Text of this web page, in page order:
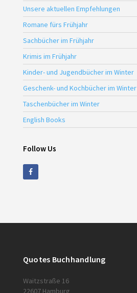
Unsere aktuellen Empfehlungen
Romane fürs Frühjahr
Sachbücher im Frühjahr
Krimis im Frühjahr
Kinder- und Jugendbücher im Winter
Geschenk- und Kochbücher im Winter
Taschenbücher im Winter
English Books
Follow Us
Quotes Buchhandlung
Waitzstraße 16
22607 Hamburg